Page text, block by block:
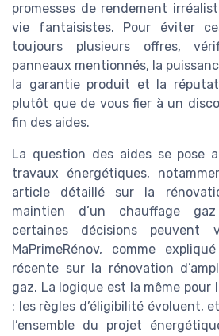
promesses de rendement
vie fantaisistes. Pour éviter
toujours plusieurs offres,
panneaux mentionnés, la
la garantie produit et la
plutôt que de vous fier à un
fin des aides.
La question des aides se pose
travaux énergétiques,
article détaillé sur la
maintien d’un chauffage
certaines décisions peuvent
MaPrimeRénov, comme
récente sur la rénovation
gaz. La logique est la même pour
: les règles d’éligibilité évoluent,
l’ensemble du projet